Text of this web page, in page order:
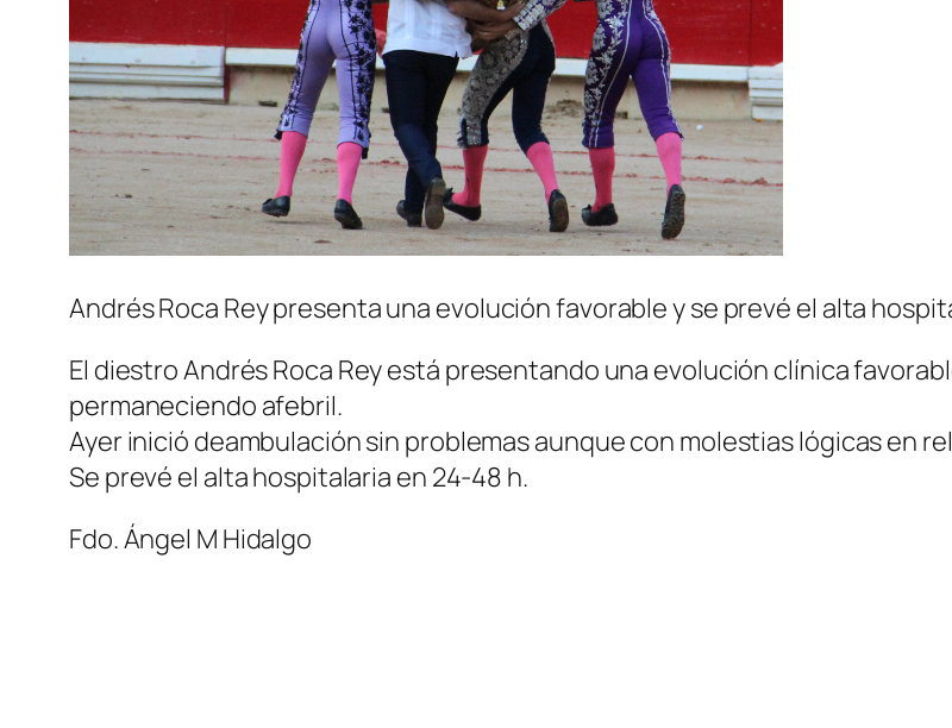
Andrés Roca Rey presenta una evolución favorable y se prevé el alta
El diestro Andrés Roca Rey está presentando una evolución clínica
permaneciendo afebril.
Ayer inició deambulación sin problemas aunque con molestias lógicas en
Se prevé el alta hospitalaria en 24-48 h.
Fdo. Ángel M Hidalgo